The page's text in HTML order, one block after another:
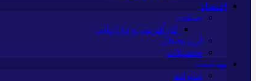
اقتصاد
صنعت
کارآفرینی و بازاریابی
ارزدیجیتال
تحصیلات
بهداشت
خانواده